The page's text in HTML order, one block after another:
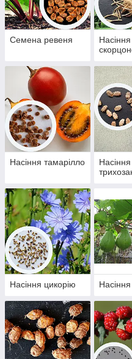
Семена ревеня
Насіння
Насіння тамарілло
Насіння
Насіння цикорію